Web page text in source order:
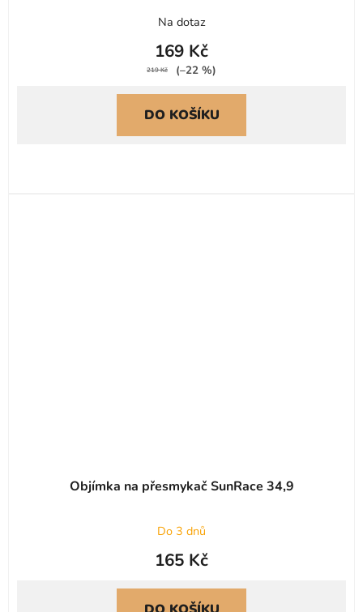
Na dotaz
169 Kč
219 Kč (–22 %)
DO KOŠÍKU
Objímka na přesmykač SunRace 34,9
Do 3 dnů
165 Kč